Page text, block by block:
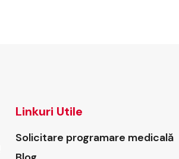
Linkuri Utile
Solicitare programare medicală